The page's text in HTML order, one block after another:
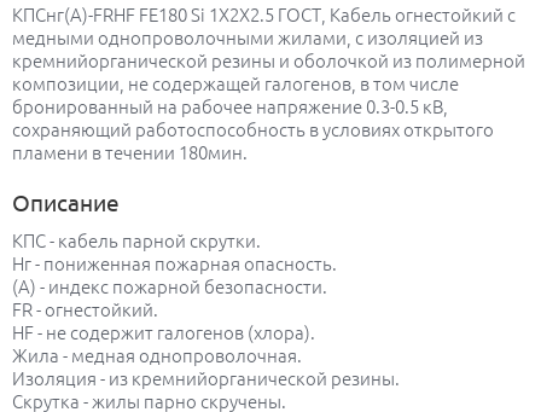
КПСнг(А)-FRHF FE180 Si 1Х2Х2.5 ГОСТ, Кабель огнестойкий с
медными однопроволочными жилами, с изоляцией из
кремнийорганической резины и оболочкой из полимерной
композиции, не содержащей галогенов, в том числе
бронированный на рабочее напряжение 0.3-0.5 кВ,
сохраняющий работоспособность в условиях открытого
пламени в течении 180мин.
Описание
КПС - кабель парной скрутки.
Нг - пониженная пожарная опасность.
(А) - индекс пожарной безопасности.
FR - огнестойкий.
HF - не содержит галогенов (хлора).
Жила - медная однопроволочная.
Изоляция - из кремнийорганической резины.
Скрутка - жилы парно скручены.